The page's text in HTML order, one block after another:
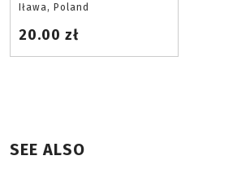
Iława, Poland
20.00 zł
SEE ALSO